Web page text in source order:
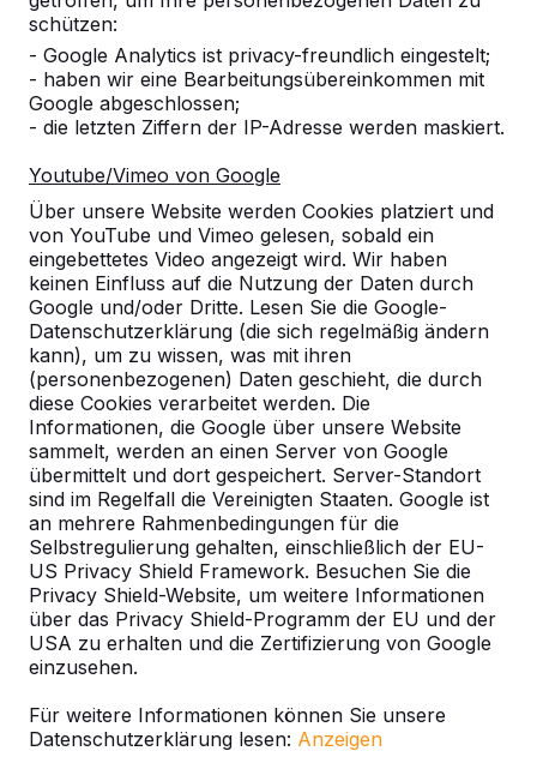
schützen:
- Google Analytics ist privacy-freundlich eingestelt;
- haben wir eine Bearbeitungsübereinkommen mit
Google abgeschlossen;
- die letzten Ziffern der IP-Adresse werden maskiert.
Youtube/Vimeo von Google
Über unsere Website werden Cookies platziert und
von YouTube und Vimeo gelesen, sobald ein
eingebettetes Video angezeigt wird. Wir haben
keinen Einfluss auf die Nutzung der Daten durch
Google und/oder Dritte. Lesen Sie die Google-
Datenschutzerklärung (die sich regelmäßig ändern
kann), um zu wissen, was mit ihren
(personenbezogenen) Daten geschieht, die durch
diese Cookies verarbeitet werden. Die
Informationen, die Google über unsere Website
sammelt, werden an einen Server von Google
übermittelt und dort gespeichert. Server-Standort
sind im Regelfall die Vereinigten Staaten. Google ist
an mehrere Rahmenbedingungen für die
Selbstregulierung gehalten, einschließlich der EU-
US Privacy Shield Framework. Besuchen Sie die
Privacy Shield-Website, um weitere Informationen
über das Privacy Shield-Programm der EU und der
USA zu erhalten und die Zertifizierung von Google
einzusehen.
Für weitere Informationen können Sie unsere
Datenschutzerklärung lesen: Anzeigen
aufgestellt.
Sind wie immer zufrieden.
27-08-2018
Schnelle Lieferung, Aufstellung an Spielort
durch Heblad, hohe Standfestigkeit durch
hohes Eigengewicht.
Sind super zufrieden.
MB
20-07-2017
Referenzen
Unsere Produkte finden Sie in ganz Europa
und darüber hinaus. Sehen Sie hier, wo Sie
ein HeBlad-Produkt in Ihrer Nähe finden.
Produkt
Alles anzeigen
Kategorie